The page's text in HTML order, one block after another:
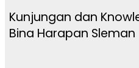
Kunjungan dan
Bina Harapan Sleman